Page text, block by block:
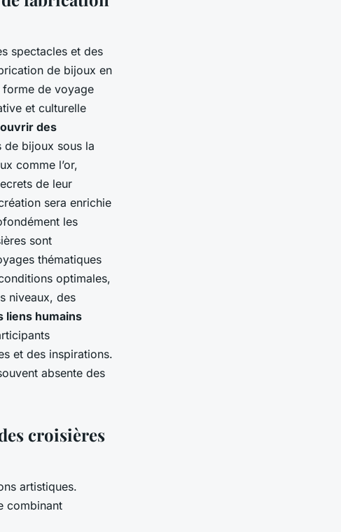
spectacles et des
de bijoux en
forme de voyage
et culturelle
des
bijoux sous la
comme l’or,
de leur
sera enrichie
les
sont
thématiques
optimales,
niveaux, des
liens humains
et des inspirations.
absente des
croisières
artistiques.
combinant